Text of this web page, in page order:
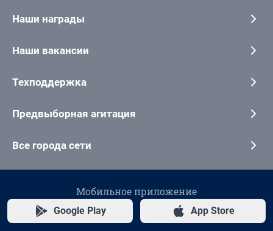
Наши награды
Наши вакансии
Техподдержка
Предвыборная агитация
Все города сети
Мобильное приложение
Google Play App Store